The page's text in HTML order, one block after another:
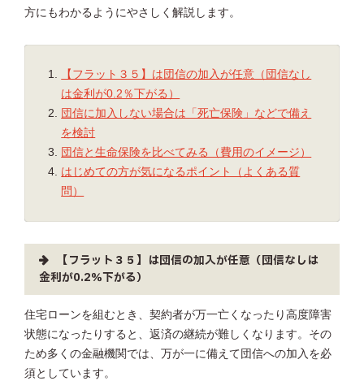
方にもわかるようにやさしく解説します。
【フラット３５】は団信の加入が任意（団信なし
は金利が0.2％下がる）
団信に加入しない場合は「死亡保険」などで備え
を検討
団信と生命保険を比べてみる（費用のイメージ）
はじめての方が気になるポイント（よくある質
問）
【フラット３５】は団信の加入が任意（団信なしは
金利が0.2％下がる）
住宅ローンを組むとき、契約者が万一亡くなったり高度障害
状態になったりすると、返済の継続が難しくなります。その
ため多くの金融機関では、万が一に備えて団信への加入を必
須としています。